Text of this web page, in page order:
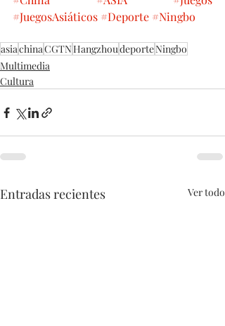
#JuegosAsiáticos #Deporte #Ningbo
asiachinaCGTNHangzhoudeporteNingbo
Multimedia
Cultura
Entradas recientes Ver todo